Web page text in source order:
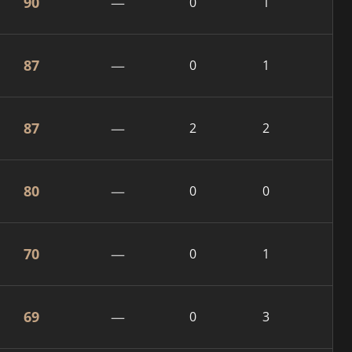
87 — 0 1
87 — 2 2
80 — 0 0
70 — 0 1
69 — 0 3